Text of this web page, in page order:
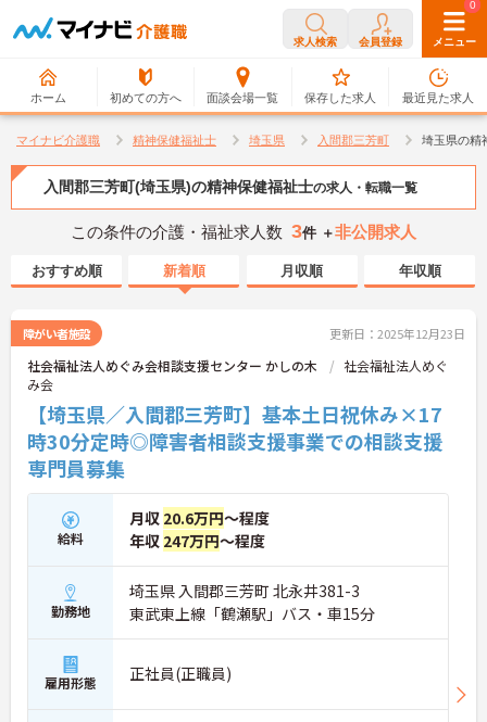
求人検索 会員登録 メニュー
ホーム 初めての方へ 面談会場一覧
0
保存した求人
0
最近見た求人
マイナビ介護職 精神保健福祉士 埼玉県 入間郡三芳町 埼玉県の精
入間郡三芳町(埼玉県)の精神保健福祉士の求人・転職一覧
この条件の介護・福祉求人数 3件 ＋非公開求人
おすすめ順 新着順 月収順 年収順
障がい者施設 更新日：2025年12月23日
社会福祉法人めぐみ会相談支援センター かしの木
社会福祉法人めぐ
み会
【埼玉県／入間郡三芳町】基本土日祝休み×17
時30分定時◎障害者相談支援事業での相談支援
専門員募集
給料
月収 20.6万円～程度
年収 247万円～程度
勤務地
埼玉県 入間郡三芳町 北永井381-3
東武東上線「鶴瀬駅」バス・車15分
雇用形態 正社員(正職員)